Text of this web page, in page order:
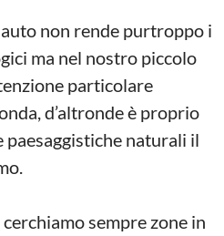
non rende purtroppo i
ma nel nostro piccolo
particolare
d’altronde è proprio
paesaggistiche naturali il
sempre zone in